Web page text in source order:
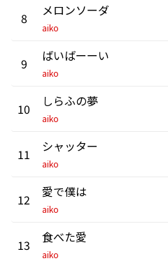
8 メロンソーダ
aiko
9 ばいばーーい
aiko
10 しらふの夢
aiko
11 シャッター
aiko
12 愛で僕は
aiko
13 食べた愛
aiko